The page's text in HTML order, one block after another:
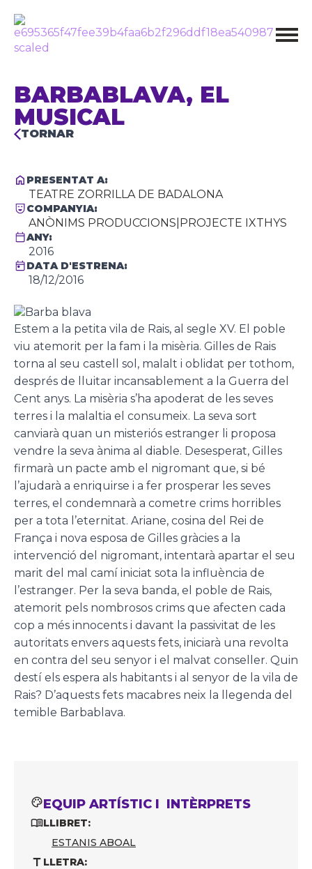
BARBABLAVA, EL
MUSICAL
TORNAR
PRESENTAT A:
TEATRE ZORRILLA DE BADALONA
COMPANYIA:
ANÒNIMS PRODUCCIONS PROJECTE IXTHYS
ANY:
2016
DATA D'ESTRENA:
18/12/2016
Estem a la petita vila de Rais, al segle XV. El poble
viu atemorit per la fam i la misèria. Gilles de Rais
torna al seu castell sol, malalt i oblidat per tothom,
després de lluitar incansablement a la Guerra del
Cent anys. La misèria s’ha apoderat de les seves
terres i la malaltia el consumeix. La seva sort
canviarà quan un misteriós estranger li proposa
vendre la seva ànima al diable. Desesperat, Gilles
firmarà un pacte amb el nigromant que, si bé
l’ajudarà a enriquirse i a fer prosperar les seves
terres, el condemnarà a cometre crims horribles
per a tota l’eternitat. Ariane, cosina del Rei de
França i nova esposa de Gilles gràcies a la
intervenció del nigromant, intentarà apartar el seu
marit del mal camí iniciat sota la influència de
l’estranger. Per la seva banda, el poble de Rais,
atemorit pels nombrosos crims que afecten cada
cop a més innocents i davant la passivitat de les
autoritats envers aquests fets, iniciarà una revolta
en contra del seu senyor i el malvat conseller. Quin
destí els espera als habitants i al senyor de la vila de
Rais? D’aquests fets macabres neix la llegenda del
temible Barbablava.
EQUIP ARTÍSTIC I INTÈRPRETS
LLIBRET:
ESTANIS ABOAL
LLETRA: